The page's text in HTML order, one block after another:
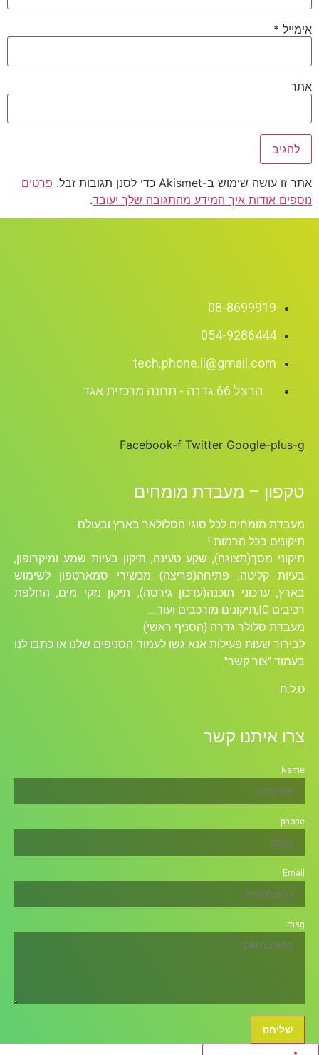
אימייל *
אתר
אתר זו עושה שימוש ב-Akismet כדי לסנן תגובות זבל.
פרטים
נוספים אודות איך המידע מהתגובה שלך יעובד.
08-8699919
054-9286444
tech.phone.il@gmail.com
הרצל 66 גדרה - תחנה מרכזית אגד
Facebook-f Twitter Google-plus-g
טקפון – מעבדת מומחים
מעבדת מומחים לכל סוגי הסלולאר בארץ ובעולם
תיקונים בכל הרמות !
תיקוני מסך(תצוגה), שקע טעינה, תיקון בעיות שמע ומיקרופון,
בעיות קליטה, פתיחה(פריצה) מכשירי סמארטפון לשימוש
בארץ, עדכוני תוכנה(עדכון גירסה), תיקון נזקי מים, החלפת
רכיבים ICׁ,תיקונים מורכבים ועוד….
מעבדת סלולר גדרה (הסניף ראשי)
לבירור שעות פעילות אנא גשו לעמוד הסניפים שלנו או כתבו לנו
בעמוד "צור קשר".
ט.ל.ח
צרו איתנו קשר
Name
phone
Email
msg
שליחה